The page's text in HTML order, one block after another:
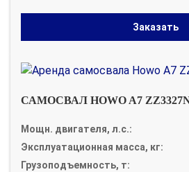
Заказать
САМОСВАЛ HOWO A7
Мощн. двигателя, л.с.:
Эксплуатационная масса, кг:
Грузоподъемность, т: